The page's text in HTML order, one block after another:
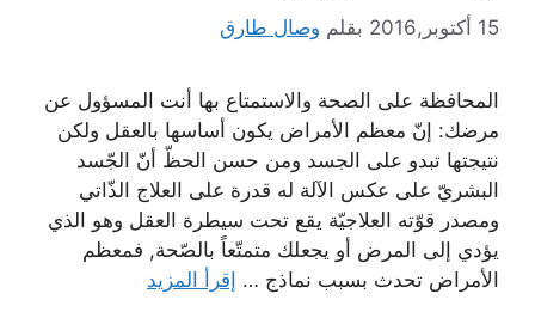
15 أكتوبر,2016 بقلم وصال طارق
المحافظة على الصحة والاستمتاع بها أنت المسؤول عن
مرضك: إنّ معظم الأمراض يكون أساسها بالعقل ولكن
نتيجتها تبدو على الجسد ومن حسن الحظّ أنّ الجّسد
البشريّ على عكس الآلة له قدرة على العلاج الذّاتي
ومصدر قوّته العلاجيّة يقع تحت سيطرة العقل وهو الذي
يؤدي إلى المرض أو يجعلك متمتّعاً بالصّحة, فمعظم
الأمراض تحدث بسبب نماذج … إقرأ المزيد